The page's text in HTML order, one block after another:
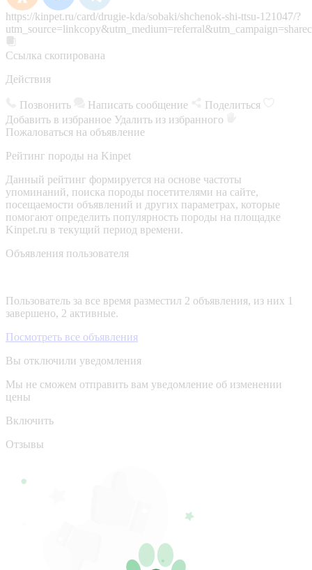
https://kinpet.ru/card/drugie-kda/sobaki/shchenok-shi-ttsu-121047/?
Ссылка скопирована
Действия
Позвонить Написать сообщение
Поделиться
Добавить в избранное Удалить из избранного
Пожаловаться на объявление
Рейтинг породы на Kinpet
Данный рейтинг формируется на основе частоты
упоминаний, поиска породы посетителями на сайте,
посещаемости объявлений и других параметрах, которые
помогают определить популярность породы на площадке
Kinpet.ru в текущий период времени.
Объявления пользователя
Пользователь за все время разместил 2 объявления, из них 1
завершено, 2 активные.
Посмотреть все объявления
Вы отключили уведомления
Мы не сможем отправить вам уведомление об изменении
цены
Включить
Отзывы